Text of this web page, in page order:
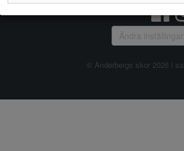
Ändra
© Anderbergs skor 2026 i